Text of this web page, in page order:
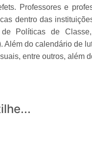
Professores e
dentro das
Políticas de
Além do calendário de
entre outros, além